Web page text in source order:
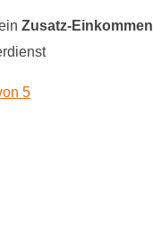
Zusatz-Einkommen
5